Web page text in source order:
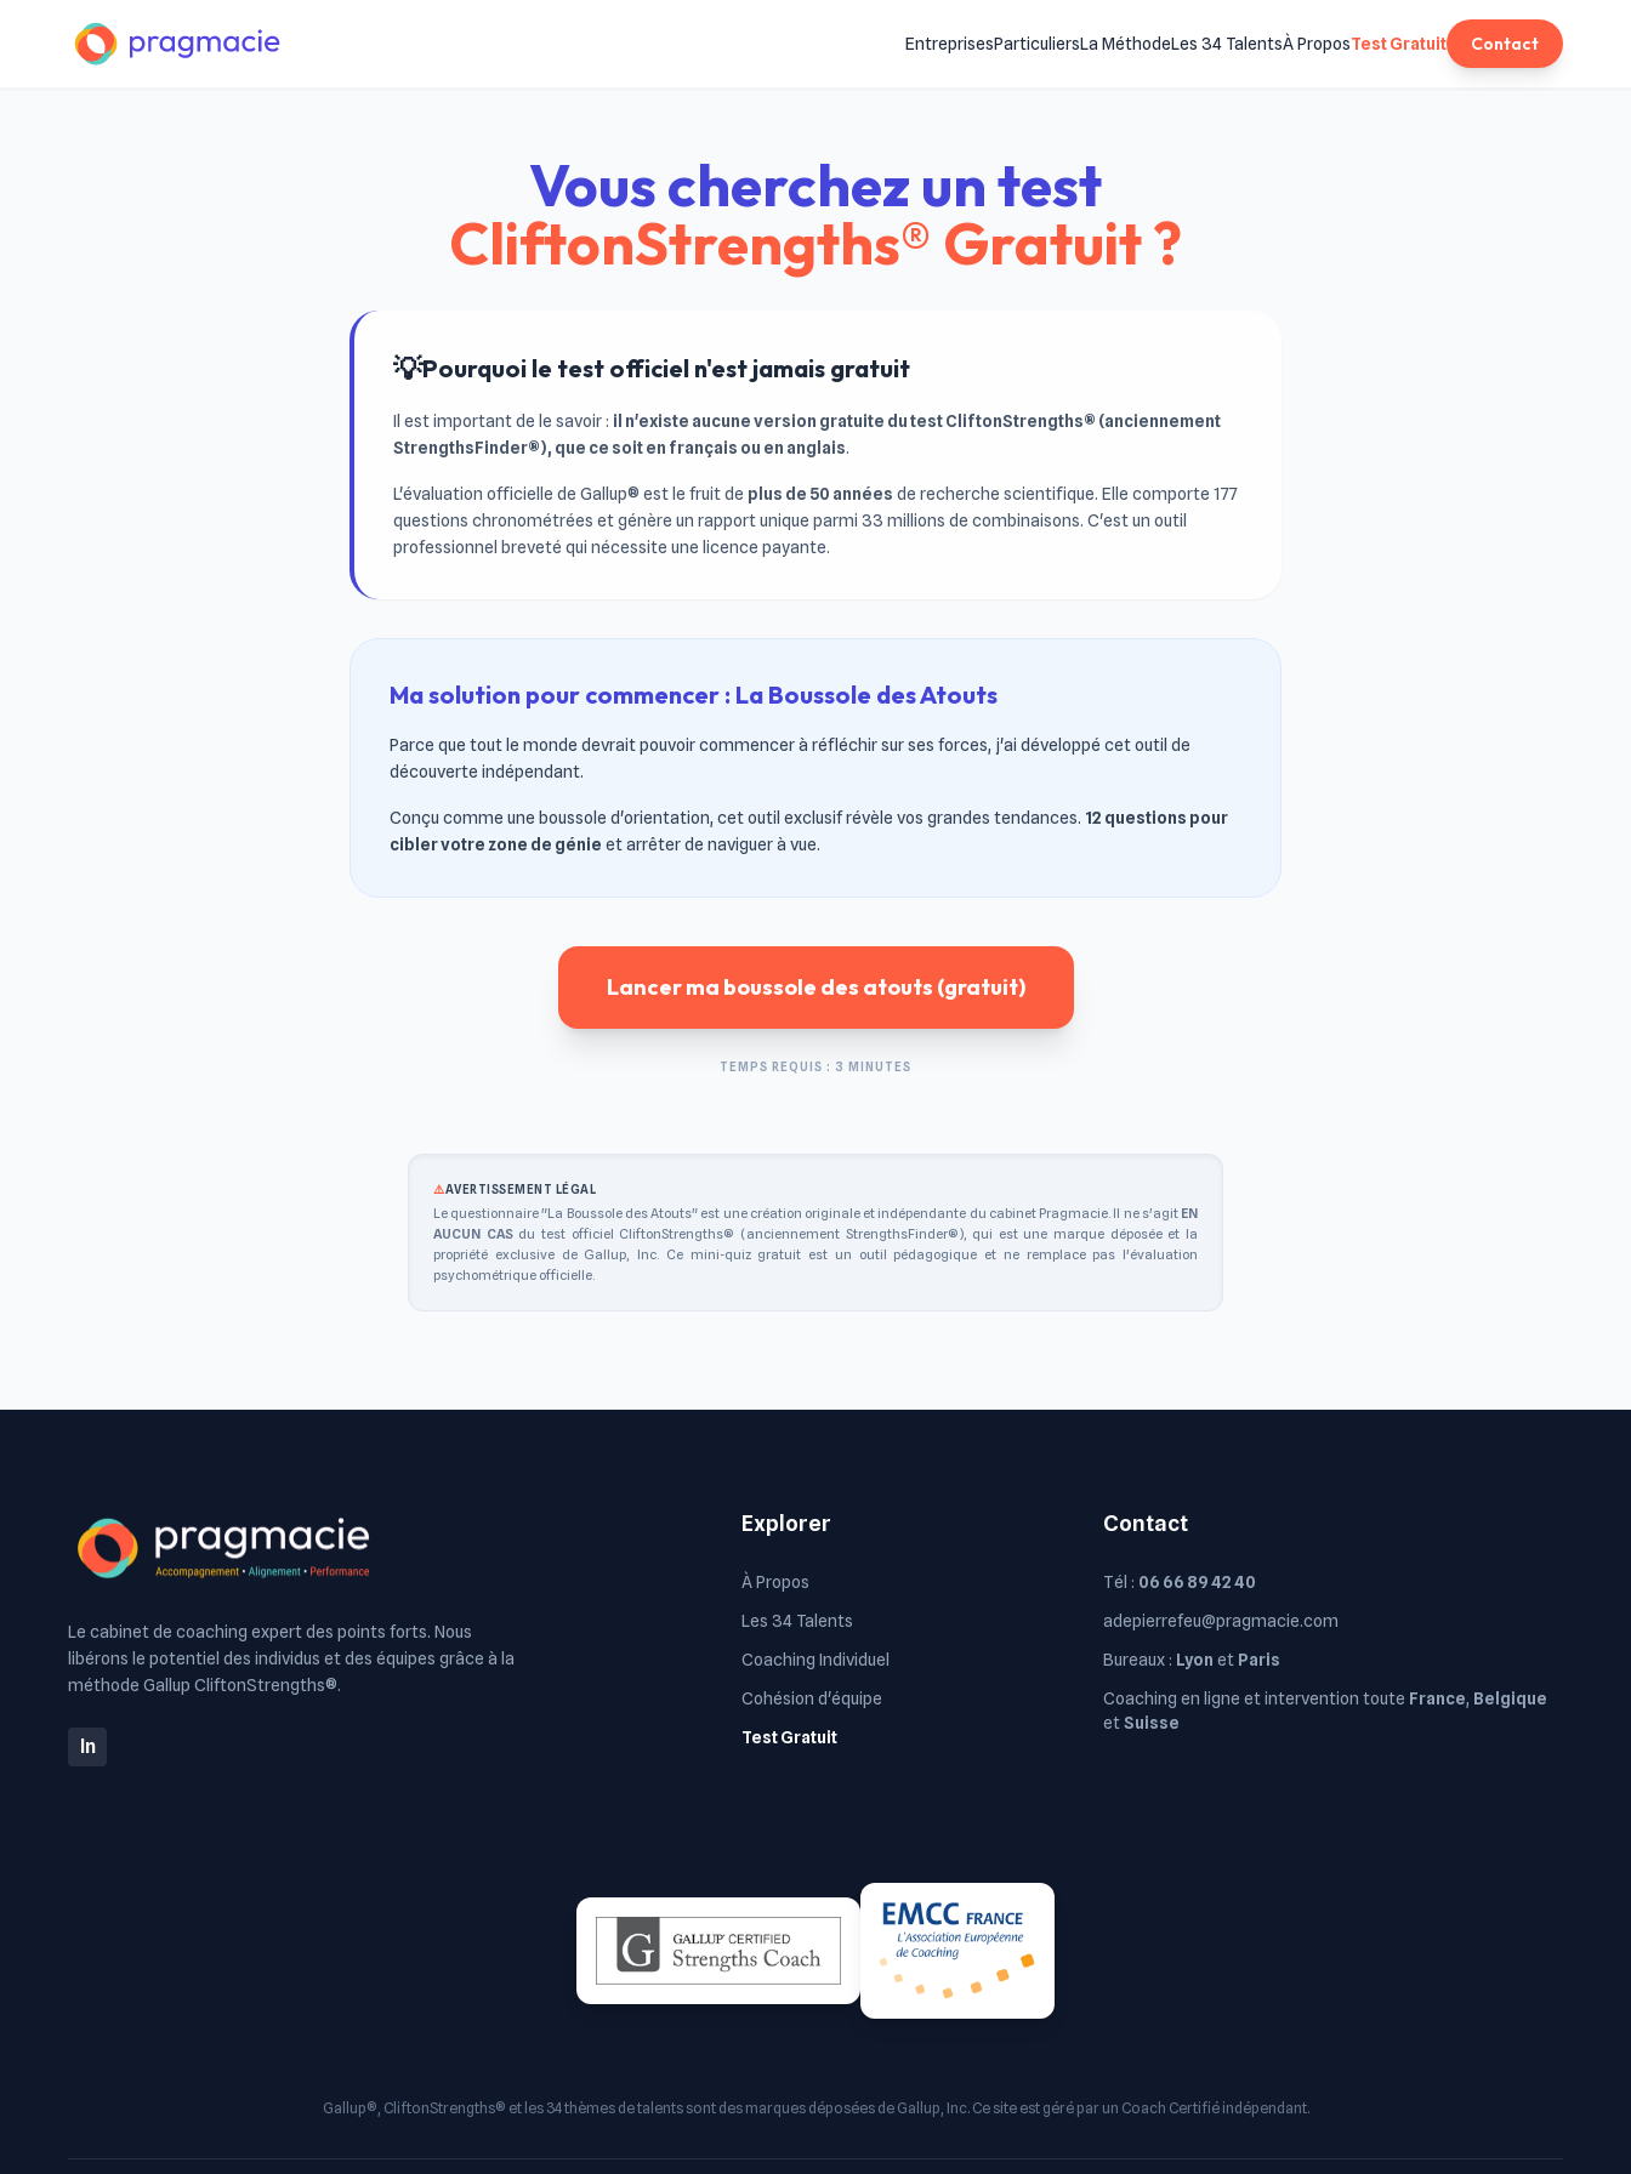
EntreprisesParticuliersLa MéthodeLes 34 TalentsÀ ProposTest Gratuit Contact
Vous cherchez un test
CliftonStrengths® Gratuit ?
💡Pourquoi le test officiel n'est jamais gratuit
Il est important de le savoir : il n'existe aucune version gratuite du test CliftonStrengths® (anciennement
StrengthsFinder®), que ce soit en français ou en anglais.
L'évaluation officielle de Gallup® est le fruit de plus de 50 années de recherche scientifique. Elle comporte 177
questions chronométrées et génère un rapport unique parmi 33 millions de combinaisons. C'est un outil
professionnel breveté qui nécessite une licence payante.
Ma solution pour commencer : La Boussole des Atouts
Parce que tout le monde devrait pouvoir commencer à réfléchir sur ses forces, j'ai développé cet outil de
découverte indépendant.
Conçu comme une boussole d'orientation, cet outil exclusif révèle vos grandes tendances. 12 questions pour
cibler votre zone de génie et arrêter de naviguer à vue.
Lancer ma boussole des atouts (gratuit)
TEMPS REQUIS : 3 MINUTES
⚠️AVERTISSEMENT LÉGAL
Le questionnaire "La Boussole des Atouts" est une création originale et indépendante du cabinet Pragmacie. Il ne s'agit EN
AUCUN CASdu test officiel CliftonStrengths® (anciennement StrengthsFinder®), qui est une marque déposée et la
propriété exclusive de Gallup, Inc. Ce mini-quiz gratuit est un outil pédagogique et ne remplace pas l'évaluation
psychométrique officielle.
Le cabinet de coaching expert des points forts. Nous
libérons le potentiel des individus et des équipes grâce à la
méthode Gallup CliftonStrengths®.
In
Explorer
À Propos
Les 34 Talents
Coaching Individuel
Cohésion d'équipe
Test Gratuit
Contact
Tél : 06 66 89 42 40
adepierrefeu@pragmacie.com
Bureaux : Lyon et Paris
Coaching en ligne et intervention toute France, Belgique
etSuisse
Gallup®, CliftonStrengths® et les 34 thèmes de talents sont des marques déposées de Gallup, Inc. Ce site est géré par un Coach Certifié indépendant.